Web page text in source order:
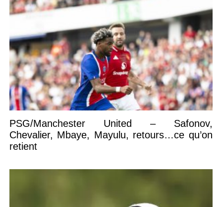
PSG/Manchester United – Safonov,
Chevalier, Mbaye, Mayulu, retours…ce qu’on
retient